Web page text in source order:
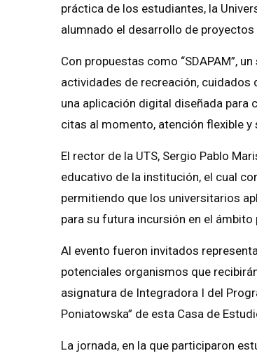
práctica de los estudiantes, la
alumnado el desarrollo de
Con propuestas como “SDAPAM”,
actividades de recreación, cuidados
una aplicación digital diseñada
citas al momento, atención flexible
El rector de la UTS, Sergio Pablo
educativo de la institución, el cual
permitiendo que los universitarios
para su futura incursión en el
Al evento fueron invitados
potenciales organismos que
asignatura de Integradora I del
Poniatowska” de esta Casa de
La jornada, en la que participaron